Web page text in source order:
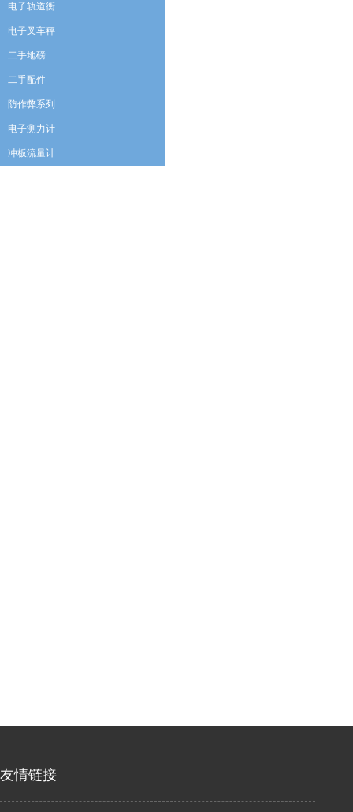
电子轨道衡
电子叉车秤
二手地磅
二手配件
防作弊系列
电子测力计
冲板流量计
友情链接